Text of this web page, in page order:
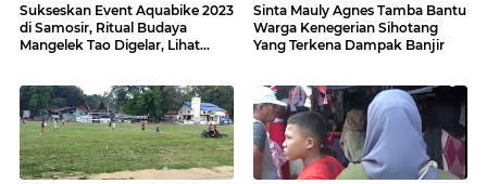
Sukseskan Event Aquabike 2023
di Samosir, Ritual Budaya
Mangelek Tao Digelar, Lihat
Sinta Mauly Agnes Tamba Bantu
Warga Kenegerian Sihotang
Yang Terkena Dampak Banjir